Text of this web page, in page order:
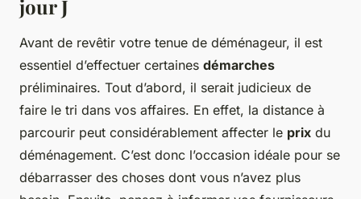
jour J
Avant de revêtir votre tenue de déménageur, il est
essentiel d’effectuer certaines démarches
préliminaires. Tout d’abord, il serait judicieux de
faire le tri dans vos affaires. En effet, la distance à
parcourir peut considérablement affecter le prix du
déménagement. C’est donc l’occasion idéale pour se
débarrasser des choses dont vous n’avez plus